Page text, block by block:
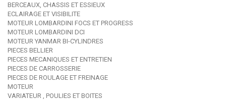
BERCEAUX, CHASSIS ET ESSIEUX
ECLAIRAGE ET VISIBILITE
MOTEUR LOMBARDINI FOCS ET PROGRESS
MOTEUR LOMBARDINI DCI
MOTEUR YANMAR BI-CYLINDRES
PIECES BELLIER
PIECES MECANIQUES ET ENTRETIEN
PIECES DE CARROSSERIE
PIECES DE ROULAGE ET FREINAGE
MOTEUR
VARIATEUR , POULIES ET BOITES